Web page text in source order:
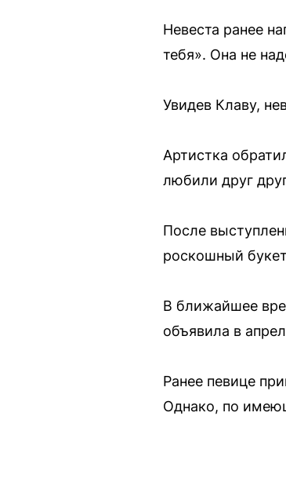
Невеста ранее
тебя». Она не
Увидев Клаву,
Артистка
любили друг
После
роскошный
В ближайшее
объявила в
Ранее певице
Однако, по